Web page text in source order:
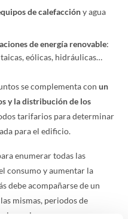
de calefaccióny agua
de energía renovable:
eólicas, hidráulicas…
se complementa con un
y la distribución de los
tarifarios para determinar
para el edificio.
enumerar todas las
consumo y aumentar la
debe acompañarse de un
mismas, periodos de
inversiones.